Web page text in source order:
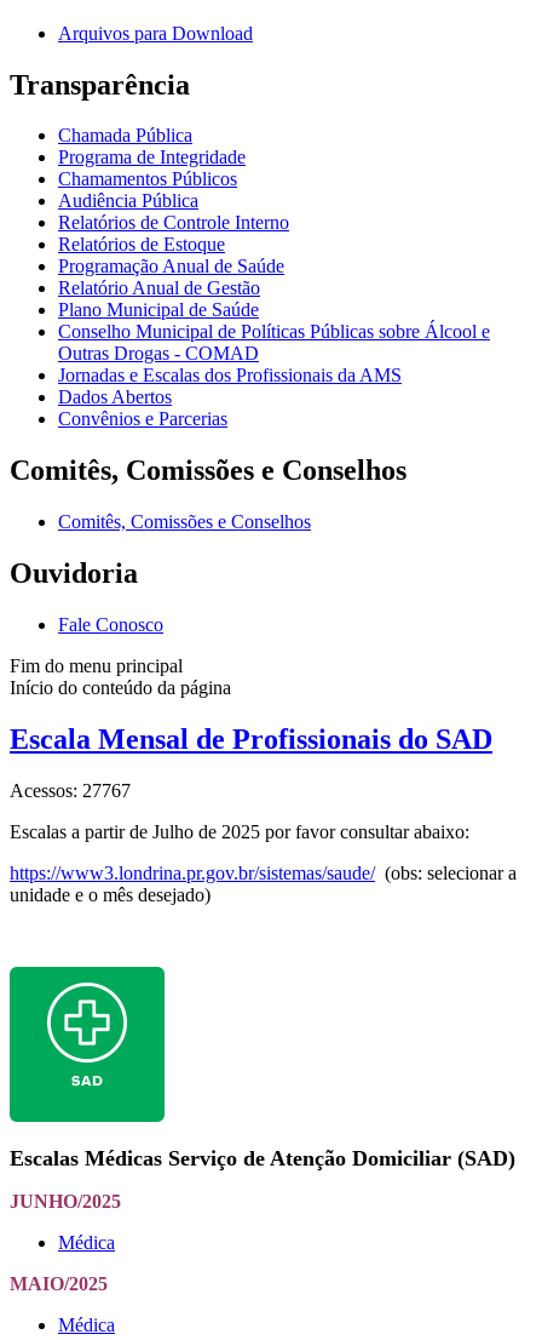
Arquivos para Download
Transparência
Chamada Pública
Programa de Integridade
Chamamentos Públicos
Audiência Pública
Relatórios de Controle Interno
Relatórios de Estoque
Programação Anual de Saúde
Relatório Anual de Gestão
Plano Municipal de Saúde
Conselho Municipal de Políticas Públicas sobre Álcool e
Outras Drogas - COMAD
Jornadas e Escalas dos Profissionais da AMS
Dados Abertos
Convênios e Parcerias
Comitês, Comissões e Conselhos
Comitês, Comissões e Conselhos
Ouvidoria
Fale Conosco
Fim do menu principal
Início do conteúdo da página
Escala Mensal de Profissionais do SAD
Acessos: 27767
Escalas a partir de Julho de 2025 por favor consultar abaixo:
https://www3.londrina.pr.gov.br/sistemas/saude/(obs: selecionar a
unidade e o mês desejado)
Escalas Médicas Serviço de Atenção Domiciliar (SAD)
JUNHO/2025
Médica
MAIO/2025
Médica